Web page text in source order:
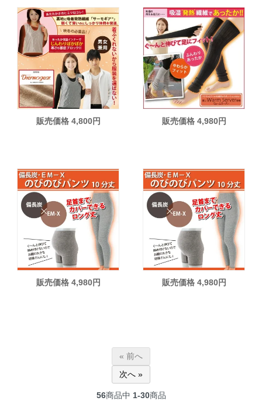
販売価格 4,800円 販売価格 4,980円
販売価格 4,980円 販売価格 4,980円
« 前へ
次へ »
56商品中 1-30商品